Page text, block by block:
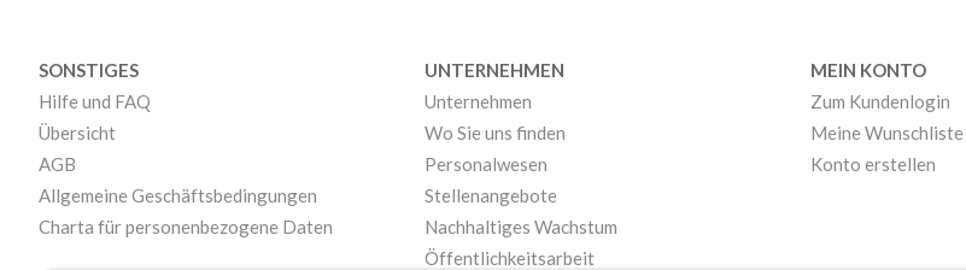
SONSTIGES
Hilfe und FAQ
Übersicht
AGB
Allgemeine Geschäftsbedingungen
Charta für personenbezogene Daten
UNTERNEHMEN
Unternehmen
Wo Sie uns finden
Personalwesen
Stellenangebote
Nachhaltiges Wachstum
Öffentlichkeitsarbeit
MEIN KONTO
Zum Kundenlogin
Meine Wunschliste
Konto erstellen